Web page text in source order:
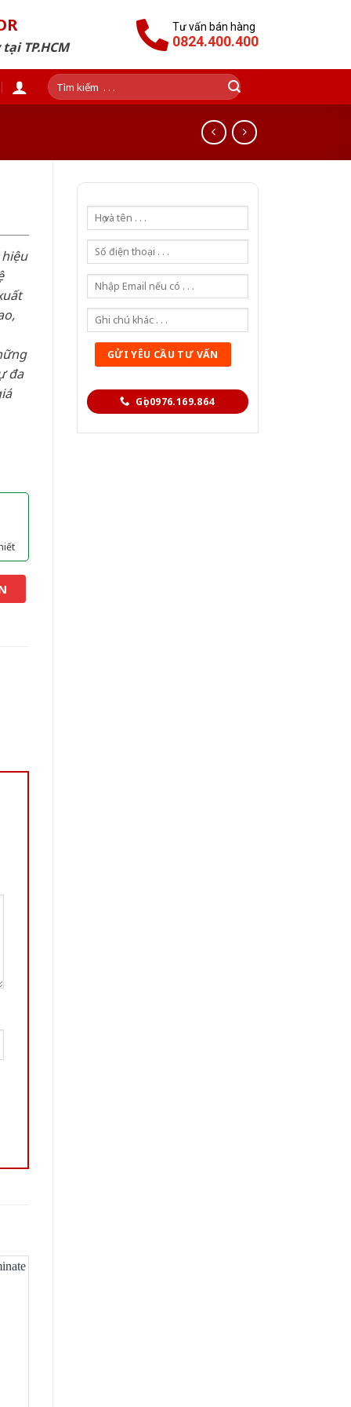
TP.HCM
Tư vấn bán hàng
0824.400.400
Tìm
kiếm:
Gọi 0976.169.864
đa